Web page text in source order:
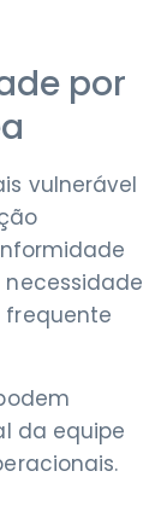
por
vulnerável
frequente
da equipe